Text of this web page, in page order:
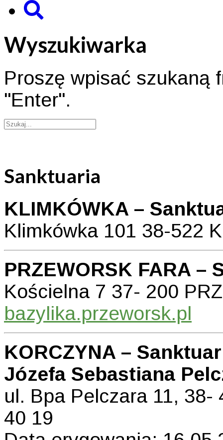
Wyszukiwarka
Proszę wpisać szukaną
"Enter".
Sanktuaria
KLIMKÓWKA –
Klimkówka 101 38-522
PRZEWORSK FARA
Kościelna 7 37- 200
bazylika.przeworsk.pl
KORCZYNA –
Józefa Sebastiana
ul. Bpa Pelczara 11, 38-
40 19